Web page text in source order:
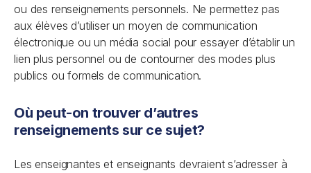
ou des renseignements personnels. Ne permettez pas
aux élèves d’utiliser un moyen de communication
électronique ou un média social pour essayer d’établir un
lien plus personnel ou de contourner des modes plus
publics ou formels de communication.
Où peut-on trouver d’autres
renseignements sur ce sujet?
Les enseignantes et enseignants devraient s’adresser à